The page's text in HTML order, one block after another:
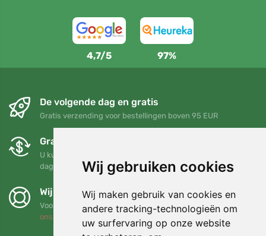
Wij gebruiken cookies
Wij maken gebruik van cookies en
andere tracking-technologieën om
uw surfervaring op onze website
4,7/5 97%
De volgende dag en gratis
Gratis verzending voor bestellingen boven 95 EUR
Gratis ruilen en retourneren
U kunt uw bestelling op elk gewenst moment binnen 90
dagen retourneren of ruilen
Wij steunen Trees.org
Voor elke bestelling planten we een boom! Lees meer Over
ons